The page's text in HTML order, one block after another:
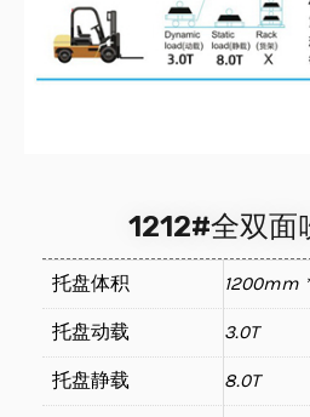
1212#全双面
托盘体积 1200mm
托盘动载 3.0T
托盘静载 8.0T